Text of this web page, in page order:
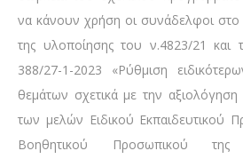
να κάνουν χρήση οι συνάδελφοι στο
της υλοποίησης του ν.4823/21
388/27-1-2023 «Ρύθμιση
θεμάτων σχετικά με την αξιολόγηση
των μελών Ειδικού Εκπαιδευτικού
Βοηθητικού Προσωπικού της